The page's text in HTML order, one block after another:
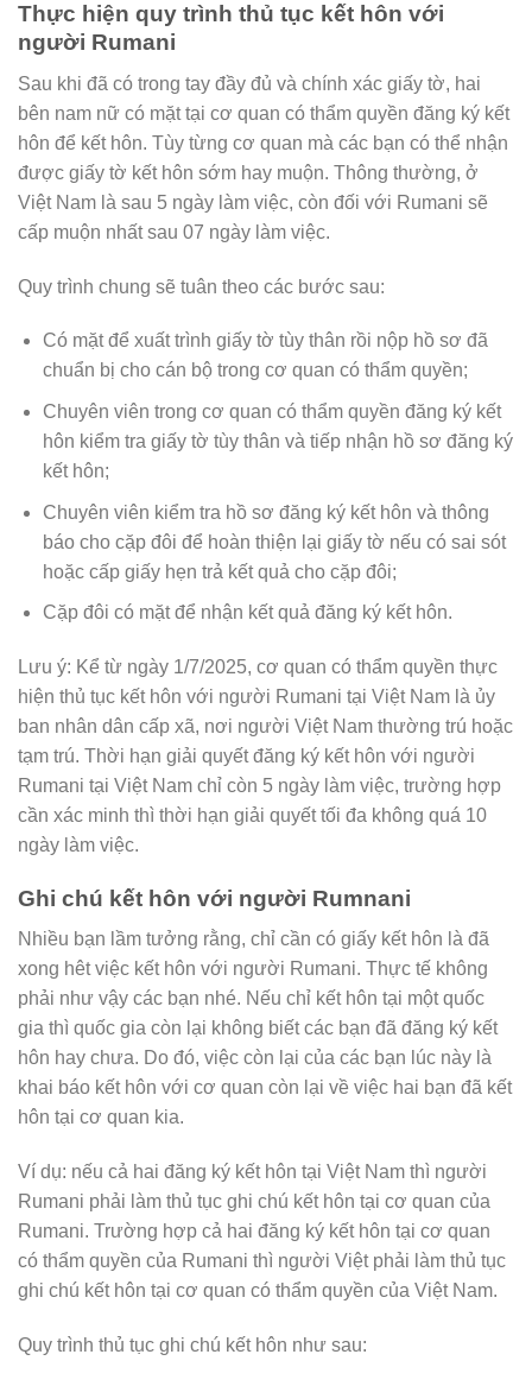
Thực hiện quy trình thủ tục kết hôn với
người Rumani
Sau khi đã có trong tay đầy đủ và chính xác giấy tờ, hai
bên nam nữ có mặt tại cơ quan có thẩm quyền đăng ký kết
hôn để kết hôn. Tùy từng cơ quan mà các bạn có thể nhận
được giấy tờ kết hôn sớm hay muộn. Thông thường, ở
Việt Nam là sau 5 ngày làm việc, còn đối với Rumani sẽ
cấp muộn nhất sau 07 ngày làm việc.
Quy trình chung sẽ tuân theo các bước sau:
Có mặt để xuất trình giấy tờ tùy thân rồi nộp hồ sơ đã
chuẩn bị cho cán bộ trong cơ quan có thẩm quyền;
Chuyên viên trong cơ quan có thẩm quyền đăng ký kết
hôn kiểm tra giấy tờ tùy thân và tiếp nhận hồ sơ đăng ký
kết hôn;
Chuyên viên kiểm tra hồ sơ đăng ký kết hôn và thông
báo cho cặp đôi để hoàn thiện lại giấy tờ nếu có sai sót
hoặc cấp giấy hẹn trả kết quả cho cặp đôi;
Cặp đôi có mặt để nhận kết quả đăng ký kết hôn.
Lưu ý: Kể từ ngày 1/7/2025, cơ quan có thẩm quyền thực
hiện thủ tục kết hôn với người Rumani tại Việt Nam là ủy
ban nhân dân cấp xã, nơi người Việt Nam thường trú hoặc
tạm trú. Thời hạn giải quyết đăng ký kết hôn với người
Rumani tại Việt Nam chỉ còn 5 ngày làm việc, trường hợp
cần xác minh thì thời hạn giải quyết tối đa không quá 10
ngày làm việc.
Ghi chú kết hôn với người Rumnani
Nhiều bạn lầm tưởng rằng, chỉ cần có giấy kết hôn là đã
xong hêt việc kết hôn với người Rumani. Thực tế không
phải như vậy các bạn nhé. Nếu chỉ kết hôn tại một quốc
gia thì quốc gia còn lại không biết các bạn đã đăng ký kết
hôn hay chưa. Do đó, việc còn lại của các bạn lúc này là
khai báo kết hôn với cơ quan còn lại về việc hai bạn đã kết
hôn tại cơ quan kia.
Ví dụ: nếu cả hai đăng ký kết hôn tại Việt Nam thì người
Rumani phải làm thủ tục ghi chú kết hôn tại cơ quan của
Rumani. Trường hợp cả hai đăng ký kết hôn tại cơ quan
có thẩm quyền của Rumani thì người Việt phải làm thủ tục
ghi chú kết hôn tại cơ quan có thẩm quyền của Việt Nam.
Quy trình thủ tục ghi chú kết hôn như sau: